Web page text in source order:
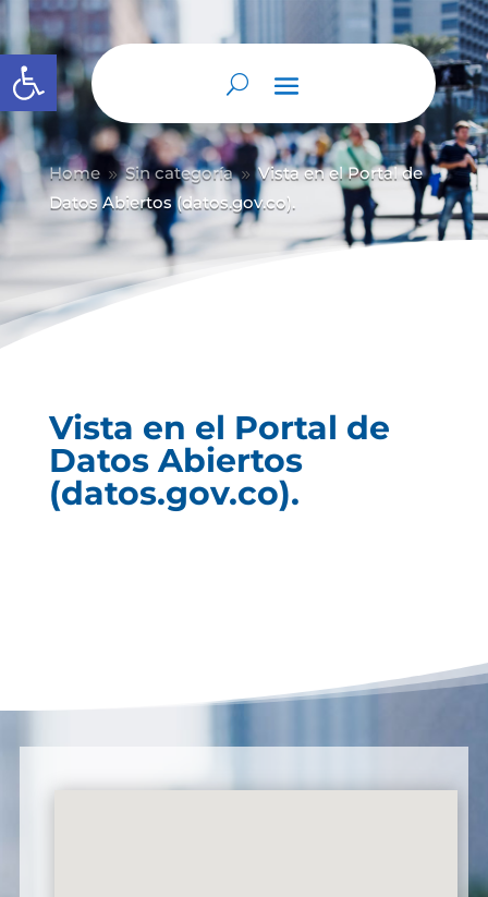
Abrir barra de herramientas
Home 9 Sin categoría 9 Vista en el Portal de
Datos Abiertos (datos.gov.co).
Vista en el Portal de
Datos Abiertos
(datos.gov.co).